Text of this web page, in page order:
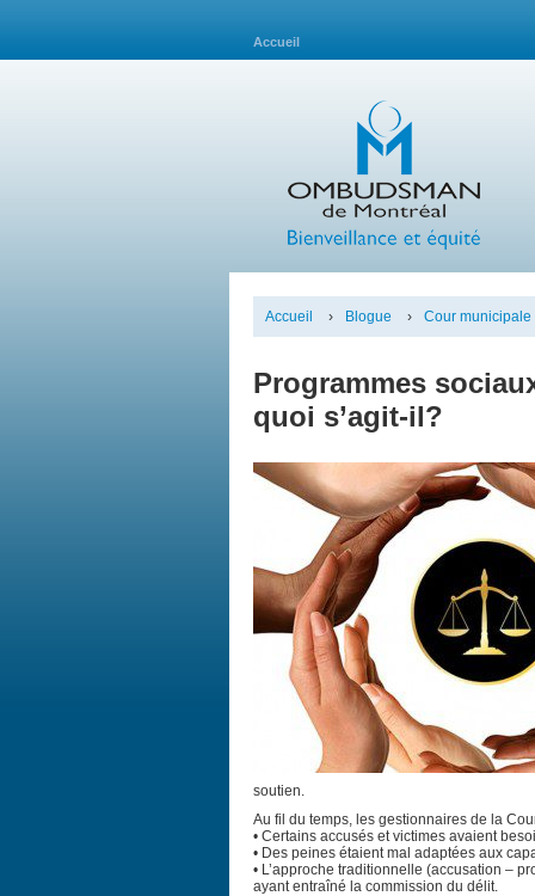
Accueil
Accueil › Blogue › Cour municipale
Programmes
quoi s’agit-il?
soutien.
Au fil du temps, les gestionnaires de la
• Certains accusés et victimes avaient
• Des peines étaient mal adaptées aux
• L’approche traditionnelle (accusation –
ayant entraîné la commission du délit.